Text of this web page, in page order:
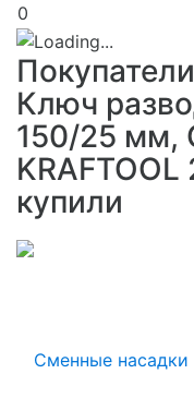
0
Ключ
150/25 мм,
купили